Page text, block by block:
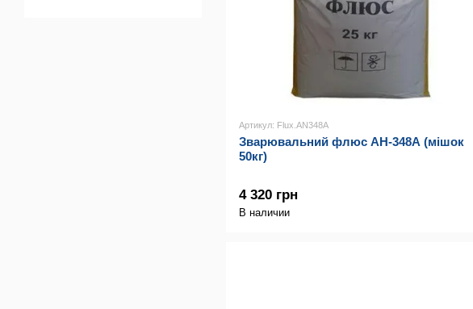
Артикул: Flux.AN348A
Зварювальний флюс АН-348А (мішок
50кг)
4 320 грн
В наличии